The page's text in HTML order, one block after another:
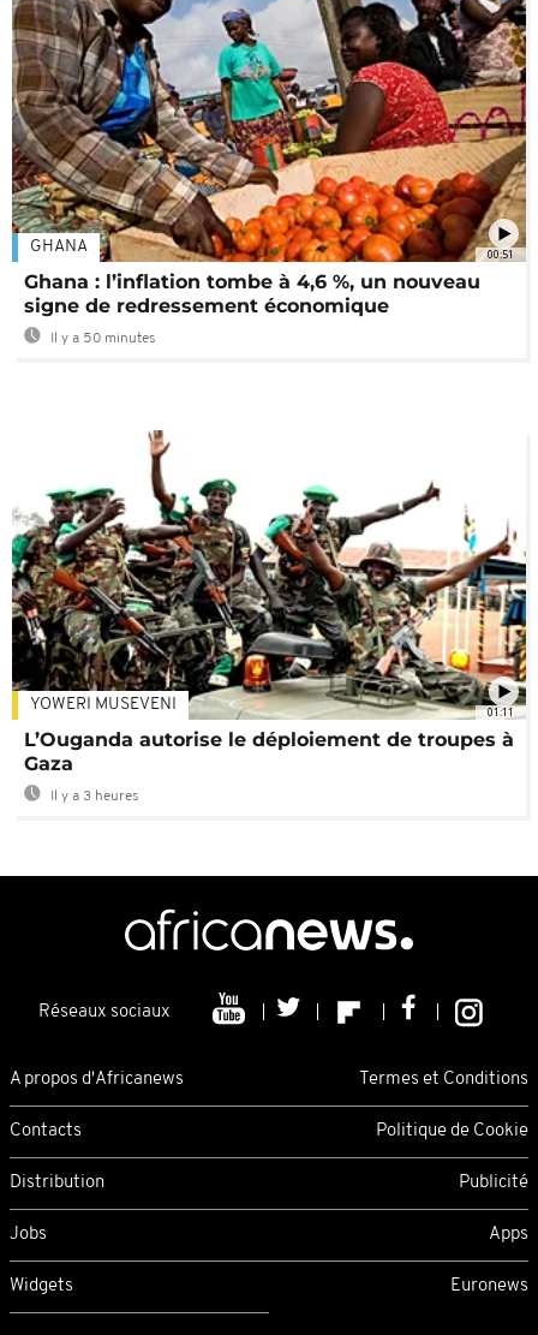
00:51
GHANA
Ghana : l’inflation tombe à 4,6 %, un nouveau
signe de redressement économique
Il y a 50 minutes
01:11
YOWERI MUSEVENI
L’Ouganda autorise le déploiement de troupes à
Gaza
Il y a 3 heures
Réseaux sociaux
A propos d'Africanews Termes et Conditions
Contacts Politique de Cookie
Distribution Publicité
Jobs Apps
Widgets Euronews